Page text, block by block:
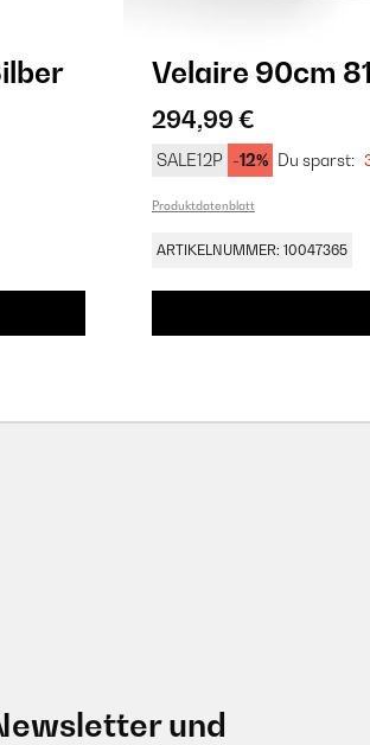
Velaire 90cm
294,99 €
SALE12P -12% Du sparst:
Produktdatenblatt
ARTIKELNUMMER: 10047365
und